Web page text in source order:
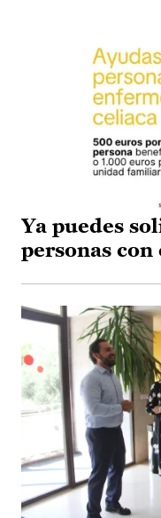
Ya puedes
personas